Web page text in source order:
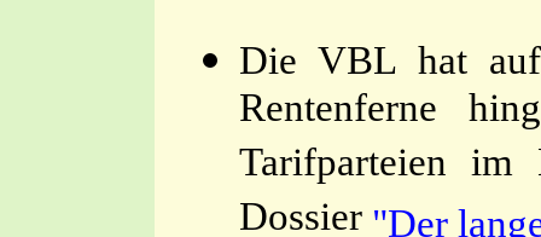
Die VBL hat
Rentenferne
Tarifparteien im
Dossier "Der